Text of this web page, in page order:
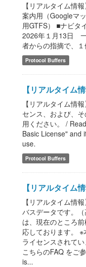
【リアルタイム
案内用（Googleマ
用GTFS） ■ナビタ
2026年１月13日
者からの指摘で、
Protocol Buffers
【リアルタイム
【リアルタイム情
センス、および、
用ください。 /
Basic License" and
use.
Protocol Buffers
【リアルタイム
【リアルタイム情
バスデータです。
は、現在のところ
応しております。
ライセンスされて
こちらのFAQ をご
is...